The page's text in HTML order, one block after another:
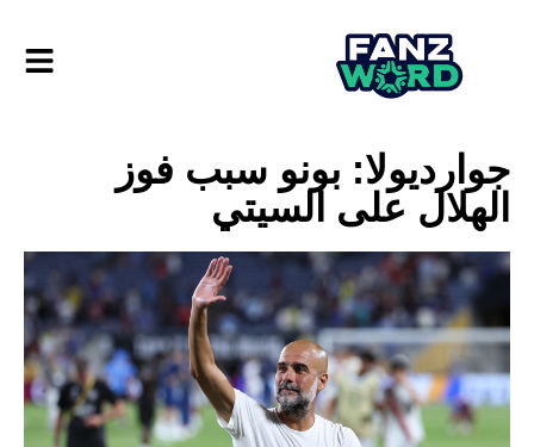
جوارديولا: بونو سبب فوز
الهلال على السيتي